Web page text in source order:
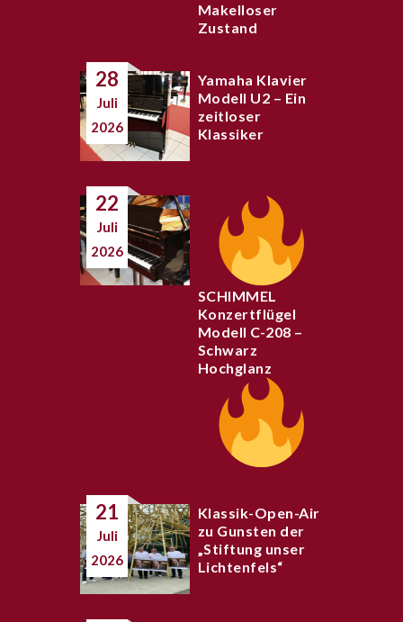
Makelloser
Zustand
28
Juli
2026
Yamaha Klavier
Modell U2 – Ein
zeitloser
Klassiker
22
Juli
2026
SCHIMMEL
Konzertflügel
Modell C-208 –
Schwarz
Hochglanz
21
Juli
2026
Klassik-Open-Air
zu Gunsten der
„Stiftung unser
Lichtenfels“